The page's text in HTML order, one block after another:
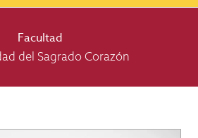
Facultad
del Sagrado Corazón